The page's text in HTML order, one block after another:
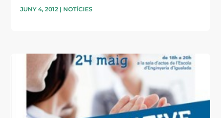
JUNY 4, 2012 | NOTÍCIES